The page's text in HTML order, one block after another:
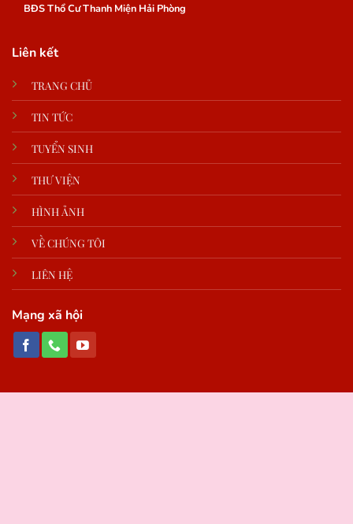
BĐS Thổ Cư Thanh Miện Hải Phòng
Liên kết
TRANG CHỦ
TIN TỨC
TUYỂN SINH
THƯ VIỆN
HÌNH ẢNH
VỀ CHÚNG TÔI
LIÊN HỆ
Mạng xã hội